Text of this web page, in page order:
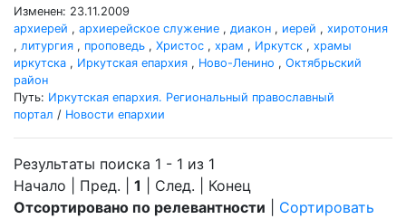
Изменен: 23.11.2009
архиерей , архиерейское служение , диакон , иерей , хиротония
, литургия , проповедь , Христос , храм , Иркутск , храмы
иркутска , Иркутская епархия , Ново-Ленино , Октябрьский
район
Путь: Иркутская епархия. Региональный православный
портал / Новости епархии
Результаты поиска 1 - 1 из 1
Начало | Пред. | 1 | След. | Конец
Отсортировано по релевантности
Сортировать